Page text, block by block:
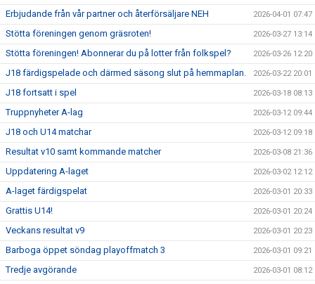
Erbjudande från vår partner och återförsäljare NEH 2026-04-01 07:47
Stötta föreningen genom gräsroten! 2026-03-27 13:14
Stötta föreningen! Abonnerar du på lotter från folkspel? 2026-03-26 12:20
J18 färdigspelade och därmed säsong slut på hemmaplan. 2026-03-22 20:01
J18 fortsatt i spel 2026-03-18 08:13
Truppnyheter A-lag 2026-03-12 09:44
J18 och U14 matchar 2026-03-12 09:18
Resultat v10 samt kommande matcher 2026-03-08 21:36
Uppdatering A-laget 2026-03-02 12:12
A-laget färdigspelat 2026-03-01 20:33
Grattis U14! 2026-03-01 20:24
Veckans resultat v9 2026-03-01 20:23
Barboga öppet söndag playoffmatch 3 2026-03-01 09:21
Tredje avgörande 2026-03-01 08:12